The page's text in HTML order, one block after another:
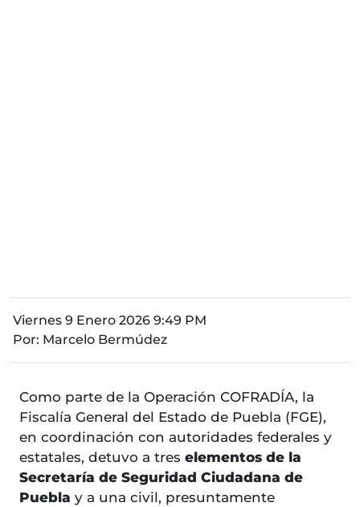
Viernes 9 Enero 2026 9:49 PM
Por: Marcelo Bermúdez
Como parte de la Operación COFRADÍA, la
Fiscalía General del Estado de Puebla (FGE),
en coordinación con autoridades federales y
estatales, detuvo a tres elementos de la
Secretaría de Seguridad Ciudadana de
Puebla y a una civil, presuntamente